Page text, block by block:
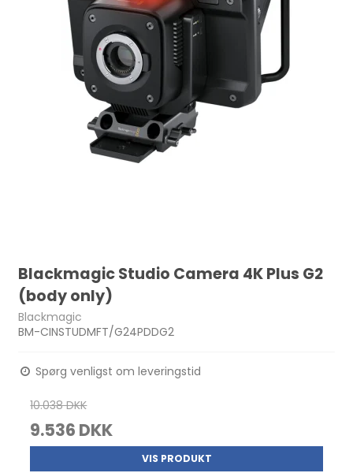
Blackmagic Studio Camera 4K Plus G2
(body only)
Blackmagic
BM-CINSTUDMFT/G24PDDG2
Spørg venligst om leveringstid
10.038 DKK
9.536 DKK
VIS PRODUKT